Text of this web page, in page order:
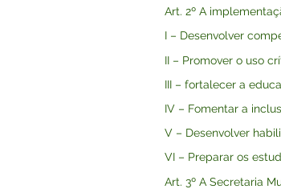
Art. 2º A
I – Desenvolver
II – Promover o uso
III – fortalecer a
IV – Fomentar a
V – Desenvolver
VI – Preparar os
Art. 3º A Secretaria